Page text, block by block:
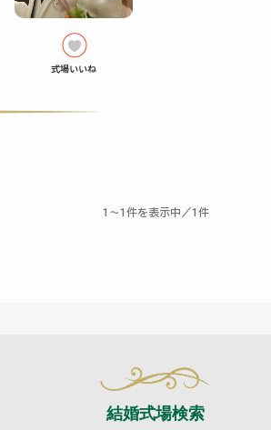
1 〜1 件を表示中／1 件
結婚式場検索